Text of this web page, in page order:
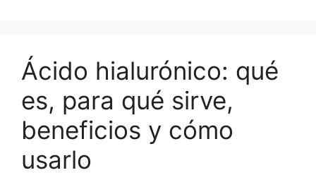
Ácido hialurónico: qué
es, para qué sirve,
beneficios y cómo
usarlo